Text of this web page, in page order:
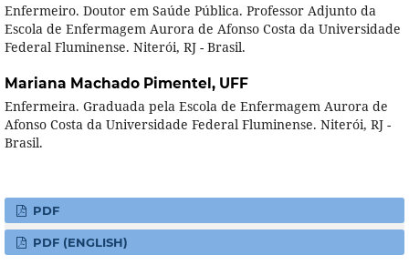
Enfermeiro. Doutor em Saúde Pública. Professor Adjunto da
Escola de Enfermagem Aurora de Afonso Costa da Universidade
Federal Fluminense. Niterói, RJ - Brasil.
Mariana Machado Pimentel, UFF
Enfermeira. Graduada pela Escola de Enfermagem Aurora de
Afonso Costa da Universidade Federal Fluminense. Niterói, RJ -
Brasil.
PDF
PDF (ENGLISH)